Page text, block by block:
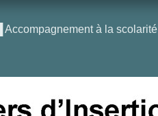
█ Accompagnement à la scolarité